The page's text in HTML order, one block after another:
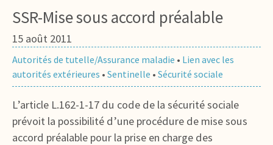
SSR-Mise sous accord préalable
15 août 2011
Autorités de tutelle/Assurance maladie • Lien avec les
autorités extérieures • Sentinelle • Sécurité sociale
L’article L.162-1-17 du code de la sécurité sociale
prévoit la possibilité d’une procédure de mise sous
accord préalable pour la prise en charge des